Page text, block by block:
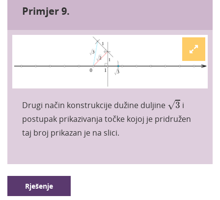
Primjer 9.
Drugi način konstrukcije dužine duljine √3 i
postupak prikazivanja točke kojoj je pridružen
taj broj prikazan je na slici.
Rješenje